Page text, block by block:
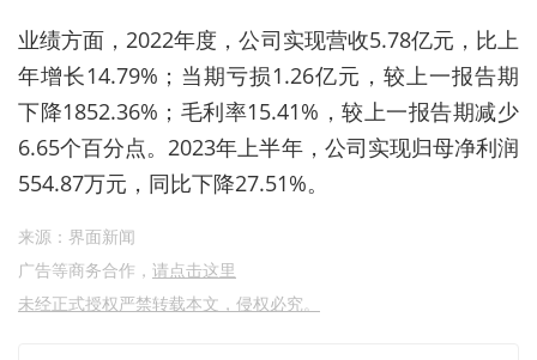
业绩方面，2022年度，公司实现营收5.78亿元，比上
年增长14.79%；当期亏损1.26亿元，较上一报告期
下降1852.36%；毛利率15.41%，较上一报告期减少
6.65个百分点。2023年上半年，公司实现归母净利润
554.87万元，同比下降27.51%。
来源：界面新闻
广告等商务合作， 请点击这里
未经正式授权严禁转载本文，侵权必究。